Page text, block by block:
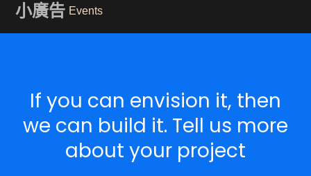
小廣告 Events
If you can envision it, then
we can build it. Tell us more
about your project